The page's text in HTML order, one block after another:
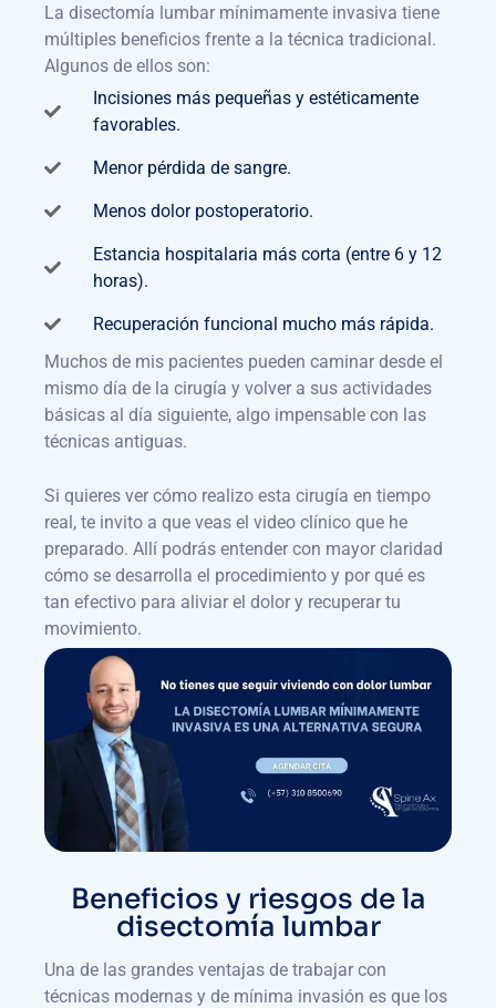
La disectomía lumbar mínimamente invasiva tiene
múltiples beneficios frente a la técnica tradicional.
Algunos de ellos son:
Incisiones más pequeñas y estéticamente
favorables.
Menor pérdida de sangre.
Menos dolor postoperatorio.
Estancia hospitalaria más corta (entre 6 y 12
horas).
Recuperación funcional mucho más rápida.
Muchos de mis pacientes pueden caminar desde el
mismo día de la cirugía y volver a sus actividades
básicas al día siguiente, algo impensable con las
técnicas antiguas.
Si quieres ver cómo realizo esta cirugía en tiempo
real, te invito a que veas el video clínico que he
preparado. Allí podrás entender con mayor claridad
cómo se desarrolla el procedimiento y por qué es
tan efectivo para aliviar el dolor y recuperar tu
movimiento.
Beneficios y riesgos de la
disectomía lumbar
Una de las grandes ventajas de trabajar con
técnicas modernas y de mínima invasión es que los